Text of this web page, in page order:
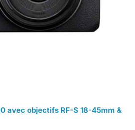
avec objectifs RF-S 18-45mm &